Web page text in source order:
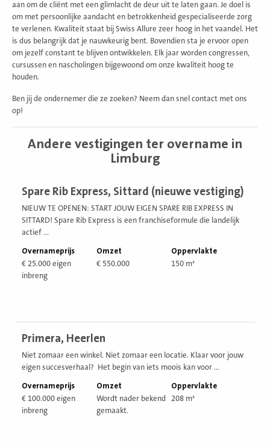
aan om de cliënt met een glimlacht de deur uit te laten gaan. Je doel is
om met persoonlijke aandacht en betrokkenheid gespecialiseerde zorg
te verlenen. Kwaliteit staat bij Swiss Allure zeer hoog in het vaandel. Het
is dus belangrijk dat je nauwkeurig bent. Bovendien sta je ervoor open
om jezelf constant te blijven ontwikkelen. Elk jaar worden congressen,
cursussen en nascholingen bijgewoond om onze kwaliteit hoog te
houden.
Ben jij de ondernemer die ze zoeken? Neem dan snel contact met ons
op!
Andere vestigingen ter overname in
Limburg
Spare Rib Express, Sittard (nieuwe vestiging)
NIEUW TE OPENEN: START JOUW EIGEN SPARE RIB EXPRESS IN
SITTARD! Spare Rib Express is een franchiseformule die landelijk
actief ...
Overnameprijs
€ 25.000 eigen
inbreng
Omzet
€ 550.000
Oppervlakte
150 m²
vestiging
Primera, Heerlen
Niet zomaar een winkel. Niet zomaar een locatie. Klaar voor jouw
eigen succesverhaal? Het begin van iets moois kan voor ...
Overnameprijs
€ 100.000 eigen
inbreng
Omzet
Wordt nader bekend
gemaakt.
Oppervlakte
208 m²
vestiging